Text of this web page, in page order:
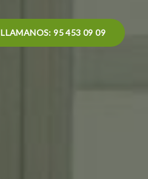
LLAMANOS: 95 453 09 09